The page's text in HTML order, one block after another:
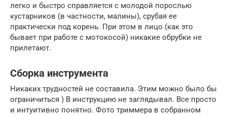
легко и быстро справляется с молодой порослью
кустарников (в частности, малины), срубая ее
практически под корень. При этом в лицо (как это
бывает при работе с мотокосой) никакие обрубки не
прилетают.
Сборка инструмента
Никаких трудностей не составила. Этим можно было бы
ограничиться ) В инструкцию не заглядывал. Все просто
и интуитивно понятно. Фото триммера в собранном